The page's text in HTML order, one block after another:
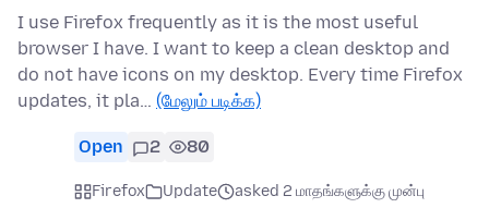
I use Firefox frequently as it is the most useful
browser I have. I want to keep a clean desktop and
do not have icons on my desktop. Every time Firefox
updates, it pla… (மேலும் படிக்க)
Open 2 80
Firefox Update
asked 2 மாதங்களுக்கு முன்பு